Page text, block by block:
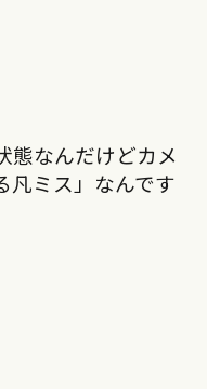
態なんだけどカメ
凡ミス」なんです